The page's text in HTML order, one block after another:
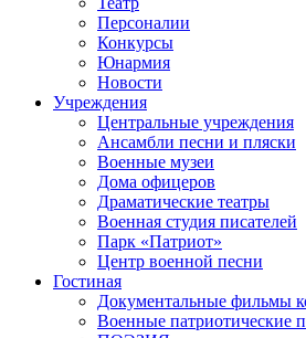
Персоналии
Конкурсы
Юнармия
Новости
Учреждения
Центральные учреждения
Ансамбли песни и пляски
Военные музеи
Дома офицеров
Драматические театры
Военная студия писателей
Парк «Патриот»
Центр военной песни
Гостиная
Документальные фильмы
Военные патриотические